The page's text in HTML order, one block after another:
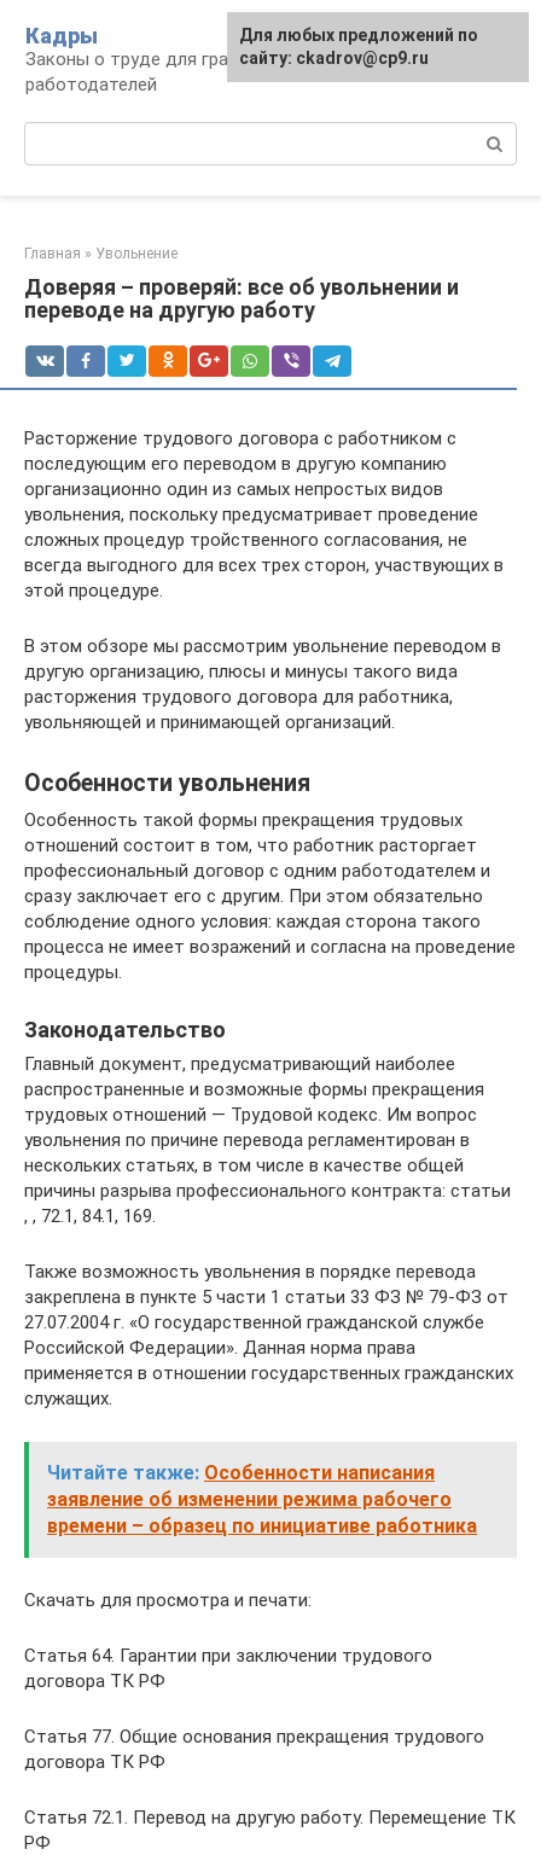
контенту
Кадры
Законы о труде для граждан и
работодателей
Главная » Увольнение
Доверяя – проверяй: все об увольнении и
переводе на другую работу
Расторжение трудового договора с работником с
последующим его переводом в другую компанию
организационно один из самых непростых видов
увольнения, поскольку предусматривает проведение
сложных процедур тройственного согласования, не
всегда выгодного для всех трех сторон, участвующих в
этой процедуре.
В этом обзоре мы рассмотрим увольнение переводом в
другую организацию, плюсы и минусы такого вида
расторжения трудового договора для работника,
увольняющей и принимающей организаций.
Особенности увольнения
Особенность такой формы прекращения трудовых
отношений состоит в том, что работник расторгает
профессиональный договор с одним работодателем и
сразу заключает его с другим. При этом обязательно
соблюдение одного условия: каждая сторона такого
процесса не имеет возражений и согласна на проведение
процедуры.
Законодательство
Главный документ, предусматривающий наиболее
распространенные и возможные формы прекращения
трудовых отношений — Трудовой кодекс. Им вопрос
увольнения по причине перевода регламентирован в
нескольких статьях, в том числе в качестве общей
причины разрыва профессионального контракта: статьи
, , 72.1, 84.1, 169.
Также возможность увольнения в порядке перевода
закреплена в пункте 5 части 1 статьи 33 ФЗ № 79-ФЗ от
27.07.2004 г. «О государственной гражданской службе
Российской Федерации». Данная норма права
применяется в отношении государственных гражданских
служащих.
Читайте также: Особенности написания
заявление об изменении режима рабочего
времени – образец по инициативе работника
Скачать для просмотра и печати:
Статья 64. Гарантии при заключении трудового
договора ТК РФ
Статья 77. Общие основания прекращения трудового
договора ТК РФ
Статья 72.1. Перевод на другую работу. Перемещение ТК
РФ
Для любых предложений по
сайту: ckadrov@cp9.ru